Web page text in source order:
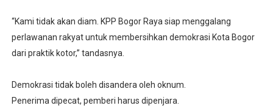
“Kami tidak akan diam. KPP Bogor Raya siap menggalang
perlawanan rakyat untuk membersihkan demokrasi Kota Bogor
dari praktik kotor,” tandasnya.
Demokrasi tidak boleh disandera oleh oknum.
Penerima dipecat, pemberi harus dipenjara.